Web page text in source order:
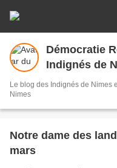
Démocratie
Indignés de
Le blog des Indignés de Nimes
Nimes
Notre dame des
mars